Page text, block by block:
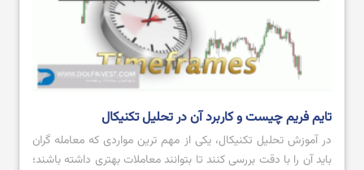
تایم فریم چیست و کاربرد آن در تحلیل تکنیکال
در آموزش تحلیل تکنیکال، یکی از مهم ترین مواردی که معامله گران
باید آن را با دقت بررسی کنند تا بتوانند معاملات بهتری داشته باشند؛